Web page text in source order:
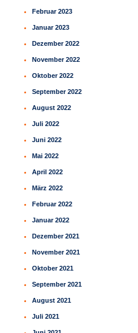
Februar 2023
Januar 2023
Dezember 2022
November 2022
Oktober 2022
September 2022
August 2022
Juli 2022
Juni 2022
Mai 2022
April 2022
März 2022
Februar 2022
Januar 2022
Dezember 2021
November 2021
Oktober 2021
September 2021
August 2021
Juli 2021